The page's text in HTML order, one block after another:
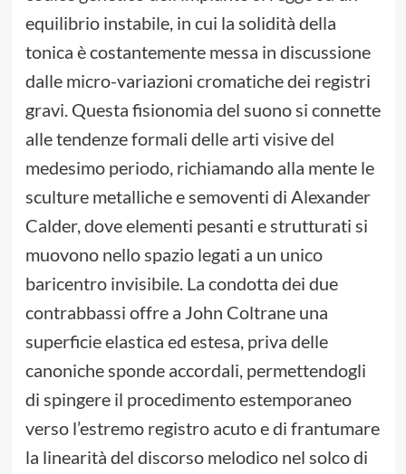
equilibrio instabile, in cui la solidità della
tonica è costantemente messa in discussione
dalle micro-variazioni cromatiche dei registri
gravi. Questa fisionomia del suono si connette
alle tendenze formali delle arti visive del
medesimo periodo, richiamando alla mente le
sculture metalliche e semoventi di Alexander
Calder, dove elementi pesanti e strutturati si
muovono nello spazio legati a un unico
baricentro invisibile. La condotta dei due
contrabbassi offre a John Coltrane una
superficie elastica ed estesa, priva delle
canoniche sponde accordali, permettendogli
di spingere il procedimento estemporaneo
verso l’estremo registro acuto e di frantumare
la linearità del discorso melodico nel solco di